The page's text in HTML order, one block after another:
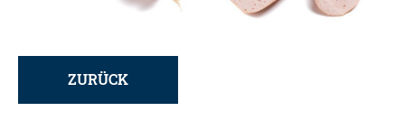
ZURÜCK